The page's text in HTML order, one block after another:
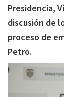
Presidencia,
discusión de
proceso de
Petro.